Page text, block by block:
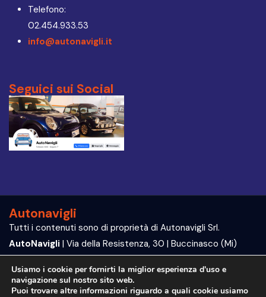
Telefono:
02.454.933.53
info@autonavigli.it
Seguici sui Social
Autonavigli
Tutti i contenuti sono di proprietà di Autonavigli Srl.
AutoNavigli | Via della Resistenza, 30 | Buccinasco (Mi)
Trattamento dei dati | Privacy Policy
Usiamo i cookie per fornirti la miglior esperienza d'uso e
navigazione sul nostro sito web.
Puoi trovare altre informazioni riguardo a quali cookie usiamo